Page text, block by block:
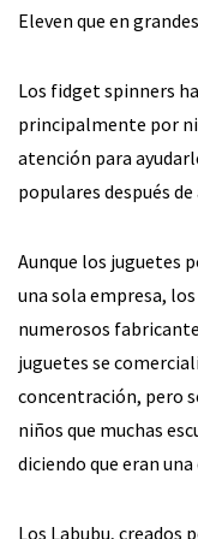
Eleven que en
Los fidget spinners
principalmente por
atención para
populares después
Aunque los juguetes
una sola empresa,
numerosos
juguetes se
concentración, pero
niños que muchas
diciendo que eran
Los Labubu, creados